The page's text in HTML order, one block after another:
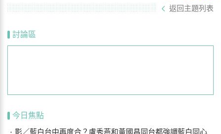
返回主題列表
討論區
今日焦點
影／藍白台中再度合？盧秀燕和黃國昌同台都強調藍白同心